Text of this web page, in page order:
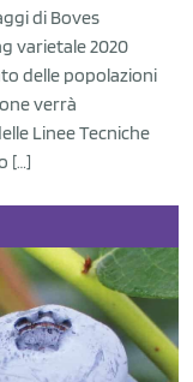
di Boves
varietale 2020
delle popolazioni
verrà
Linee Tecniche
[…]